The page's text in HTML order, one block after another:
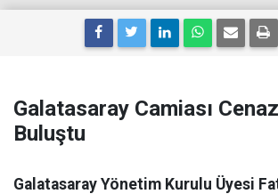
Galatasaray Camiası
Buluştu
Galatasaray Yönetim Kurulu Üyesi